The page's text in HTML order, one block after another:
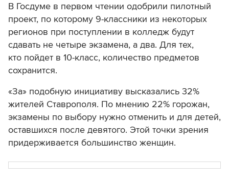
В Госдуме в первом чтении одобрили пилотный
проект, по которому 9-классники из некоторых
регионов при поступлении в колледж будут
сдавать не четыре экзамена, а два. Для тех,
кто пойдет в 10-класс, количество предметов
сохранится.
«За» подобную инициативу высказались 32%
жителей Ставрополя. По мнению 22% горожан,
экзамены по выбору нужно отменить и для детей,
оставшихся после девятого. Этой точки зрения
придерживается большинство женщин.